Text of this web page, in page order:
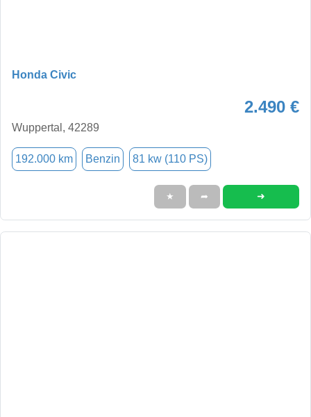
Honda Civic
2.490 €
Wuppertal, 42289
192.000 km Benzin 81 kw (110 PS)
★ ➦ ➜